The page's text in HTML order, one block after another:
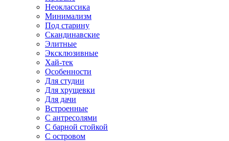
Неоклассика
Минимализм
Под старину
Скандинавские
Элитные
Эксклюзивные
Хай-тек
Особенности
Для студии
Для хрущевки
Для дачи
Встроенные
С антресолями
С барной стойкой
С островом